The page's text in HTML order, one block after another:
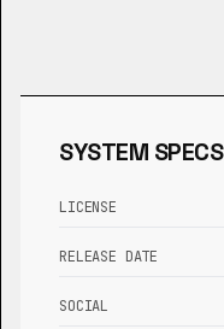
SYSTEM SPECS
LICENSE
RELEASE DATE
SOCIAL